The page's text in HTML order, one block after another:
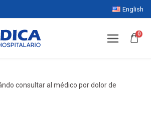
English
0
consultar al médico por dolor de